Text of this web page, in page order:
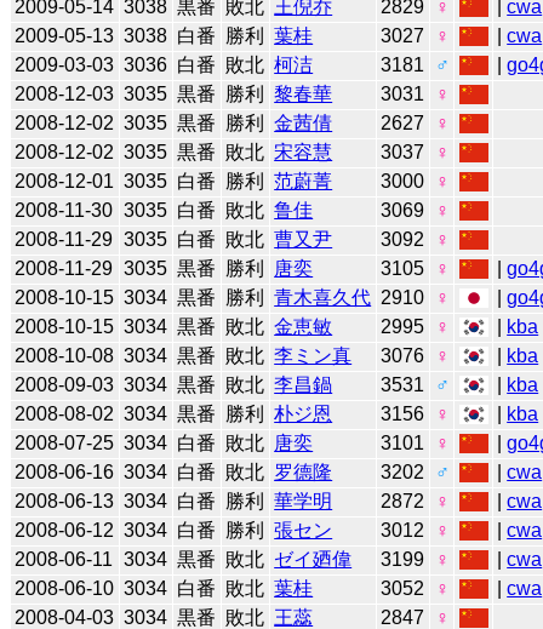
2009-05-14 3038 黒番 敗北 王倪乔 2829 ♀ |cwa
2009-05-13 3038 白番 勝利 葉桂 3027 ♀ |cwa
2009-03-03 3036 白番 敗北 柯洁 3181 ♂ |
2008-12-03 3035 黒番 勝利 黎春華 3031
♀
2008-12-02 3035 黒番 勝利 金茜倩 2627
♀
2008-12-02 3035 黒番 敗北 宋容慧 3037
♀
2008-12-01 3035 白番 勝利 范蔚菁 3000
♀
2008-11-30 3035 白番 敗北 鲁佳 3069
♀
2008-11-29 3035 白番 敗北 曹又尹 3092
♀
2008-11-29 3035 黒番 勝利 唐奕 3105 ♀ |
2008-10-15 3034 黒番 勝利 青木喜久代 2910 ♀ |
2008-10-15 3034 黒番 敗北 金恵敏 2995 ♀ kba
2008-10-08 3034 黒番 敗北 李ミン真 3076 ♀ kba
2008-09-03 3034 黒番 敗北 李昌鍋 3531 ♂ kba
2008-08-02 3034 黒番 勝利 朴ジ恩 3156 ♀ kba
2008-07-25 3034 白番 敗北 唐奕 3101 ♀ |
2008-06-16 3034 白番 敗北 罗德隆 3202 ♂ |cwa
2008-06-13 3034 白番 勝利 華学明 2872 ♀ |cwa
2008-06-12 3034 白番 勝利 張セン 3012 ♀ |cwa
2008-06-11 3034 黒番 敗北 ゼイ廼偉 3199 ♀ |cwa
2008-06-10 3034 白番 敗北 葉桂 3052 ♀ |cwa
2008-04-03 3034 黒番 敗北 王蕊 2847
♀